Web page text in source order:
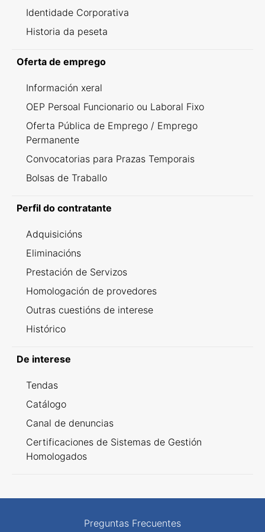
Identidade Corporativa
Historia da peseta
Oferta de emprego
Información xeral
OEP Persoal Funcionario ou Laboral Fixo
Oferta Pública de Emprego / Emprego
Permanente
Convocatorias para Prazas Temporais
Bolsas de Traballo
Perfil do contratante
Adquisicións
Eliminacións
Prestación de Servizos
Homologación de provedores
Outras cuestións de interese
Histórico
De interese
Tendas
Catálogo
Canal de denuncias
Certificaciones de Sistemas de Gestión
Homologados
Preguntas Frecuentes